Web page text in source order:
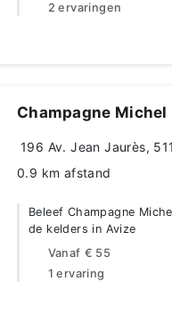
2 ervaringen
Champagne Michel
196 Av. Jean Jaurès,
0.9 km afstand
Beleef Champagne
de kelders in Avize
Vanaf € 55
1 ervaring